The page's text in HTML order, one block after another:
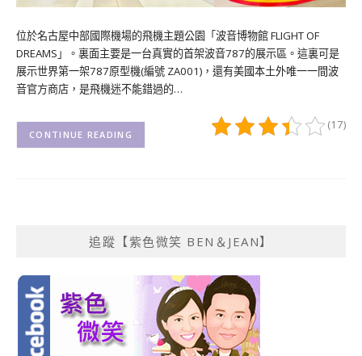
位於名古屋中部國際機場的飛機主題公園「波音博物館 FLIGHT OF
DREAMS」。裏面主要是一台真實的首架波音787的展示區。這裏可是
展示世界第一架787原型機(編號 ZA001)，還有美國本土外唯一一間波
音官方商店，是飛機迷不能錯過的…
(17)
CONTINUE READING
追蹤【紫色微笑 BEN＆JEAN】